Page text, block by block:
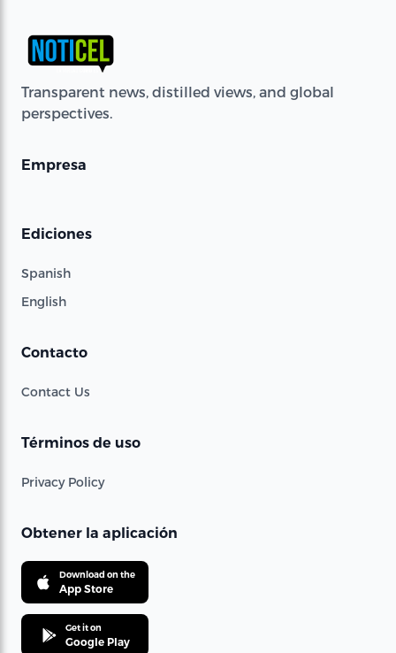
Transparent news, distilled views, and global
perspectives.
Empresa
Ediciones
Spanish
English
Contacto
Contact Us
Términos de uso
Privacy Policy
Obtener la aplicación
Download on the
App Store
Get it on
Google Play